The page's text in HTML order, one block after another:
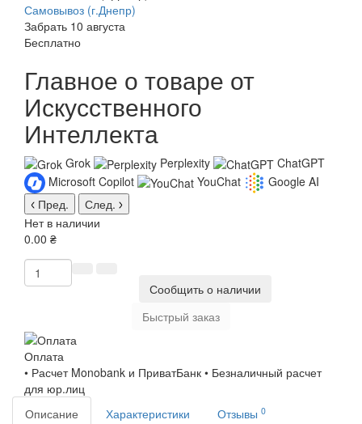
Самовывоз (г.Днепр)
Забрать 10 августа
Бесплатно
Главное о товаре от
Искусственного
Интеллекта
Grok Perplexity
ChatGPT
Microsoft Copilot
YouChat
Google AI
Пред.
След.
Нет в наличии
0.00 ₴
Сообщить о наличии
Быстрый заказ
Оплата
• Расчет Monobank и ПриватБанк • Безналичный расчет
для юр.лиц
Описание
Характеристики Отзывы 0